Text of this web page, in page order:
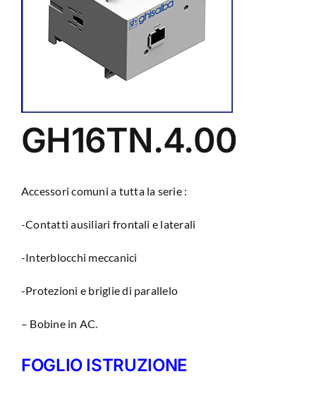
GH16TN.4.00
Accessori comuni a tutta la serie :
-Contatti ausiliari frontali e laterali
-Interblocchi meccanici
-Protezioni e briglie di parallelo
– Bobine in AC.
FOGLIO ISTRUZIONE